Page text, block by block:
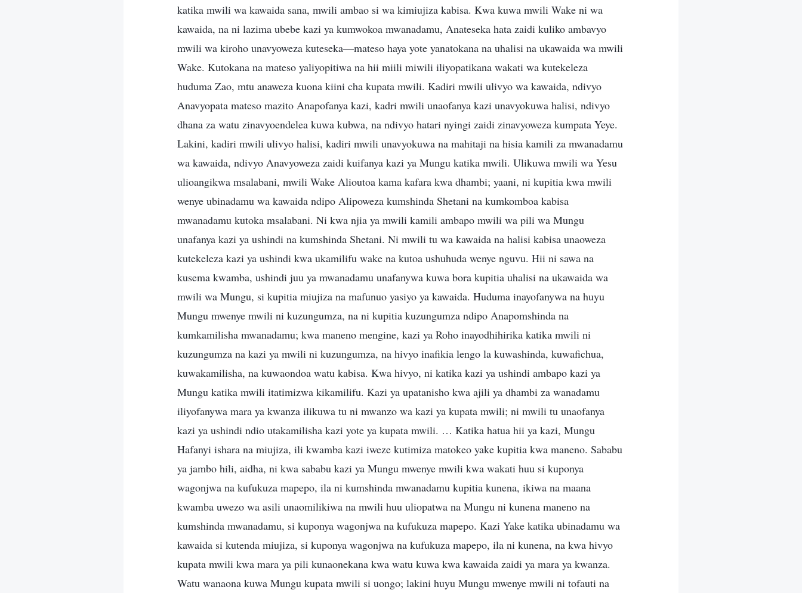
katika mwili wa kawaida sana, mwili ambao si wa kimiujiza kabisa. Kwa kuwa mwili Wake ni wa
kawaida, na ni lazima ubebe kazi ya kumwokoa mwanadamu, Anateseka hata zaidi kuliko ambavyo
mwili wa kiroho unavyoweza kuteseka—mateso haya yote yanatokana na uhalisi na ukawaida wa mwili
Wake. Kutokana na mateso yaliyopitiwa na hii miili miwili iliyopatikana wakati wa kutekeleza
huduma Zao, mtu anaweza kuona kiini cha kupata mwili. Kadiri mwili ulivyo wa kawaida, ndivyo
Anavyopata mateso mazito Anapofanya kazi, kadri mwili unaofanya kazi unavyokuwa halisi, ndivyo
dhana za watu zinavyoendelea kuwa kubwa, na ndivyo hatari nyingi zaidi zinavyoweza kumpata Yeye.
Lakini, kadiri mwili ulivyo halisi, kadiri mwili unavyokuwa na mahitaji na hisia kamili za mwanadamu
wa kawaida, ndivyo Anavyoweza zaidi kuifanya kazi ya Mungu katika mwili. Ulikuwa mwili wa Yesu
ulioangikwa msalabani, mwili Wake Alioutoa kama kafara kwa dhambi; yaani, ni kupitia kwa mwili
wenye ubinadamu wa kawaida ndipo Alipoweza kumshinda Shetani na kumkomboa kabisa
mwanadamu kutoka msalabani. Ni kwa njia ya mwili kamili ambapo mwili wa pili wa Mungu
unafanya kazi ya ushindi na kumshinda Shetani. Ni mwili tu wa kawaida na halisi kabisa unaoweza
kutekeleza kazi ya ushindi kwa ukamilifu wake na kutoa ushuhuda wenye nguvu. Hii ni sawa na
kusema kwamba, ushindi juu ya mwanadamu unafanywa kuwa bora kupitia uhalisi na ukawaida wa
mwili wa Mungu, si kupitia miujiza na mafunuo yasiyo ya kawaida. Huduma inayofanywa na huyu
Mungu mwenye mwili ni kuzungumza, na ni kupitia kuzungumza ndipo Anapomshinda na
kumkamilisha mwanadamu; kwa maneno mengine, kazi ya Roho inayodhihirika katika mwili ni
kuzungumza na kazi ya mwili ni kuzungumza, na hivyo inafikia lengo la kuwashinda, kuwafichua,
kuwakamilisha, na kuwaondoa watu kabisa. Kwa hivyo, ni katika kazi ya ushindi ambapo kazi ya
Mungu katika mwili itatimizwa kikamilifu. Kazi ya upatanisho kwa ajili ya dhambi za wanadamu
iliyofanywa mara ya kwanza ilikuwa tu ni mwanzo wa kazi ya kupata mwili; ni mwili tu unaofanya
kazi ya ushindi ndio utakamilisha kazi yote ya kupata mwili. … Katika hatua hii ya kazi, Mungu
Hafanyi ishara na miujiza, ili kwamba kazi iweze kutimiza matokeo yake kupitia kwa maneno. Sababu
ya jambo hili, aidha, ni kwa sababu kazi ya Mungu mwenye mwili kwa wakati huu si kuponya
wagonjwa na kufukuza mapepo, ila ni kumshinda mwanadamu kupitia kunena, ikiwa na maana
kwamba uwezo wa asili unaomilikiwa na mwili huu uliopatwa na Mungu ni kunena maneno na
kumshinda mwanadamu, si kuponya wagonjwa na kufukuza mapepo. Kazi Yake katika ubinadamu wa
kawaida si kutenda miujiza, si kuponya wagonjwa na kufukuza mapepo, ila ni kunena, na kwa hivyo
kupata mwili kwa mara ya pili kunaonekana kwa watu kuwa kwa kawaida zaidi ya mara ya kwanza.
Watu wanaona kuwa Mungu kupata mwili si uongo; lakini huyu Mungu mwenye mwili ni tofauti na